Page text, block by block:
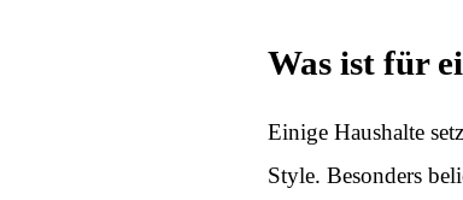
Was ist für
Einige Haushalte
Style. Besonders